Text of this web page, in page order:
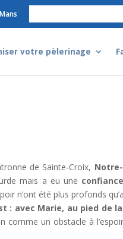
votre pèlerinage
de Sainte-Croix,
mais a eu une
n’ont été plus profonds
: avec Marie, au pied de
comme un obstacle à